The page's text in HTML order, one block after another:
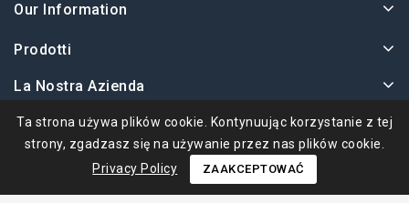
Our Information
Prodotti
La Nostra Azienda
Twoje Konto
Ta strona używa plików cookie. Kontynuując korzystanie z tej
strony, zgadzasz się na używanie przez nas plików cookie.
Privacy Policy
ZAAKCEPTOWAĆ